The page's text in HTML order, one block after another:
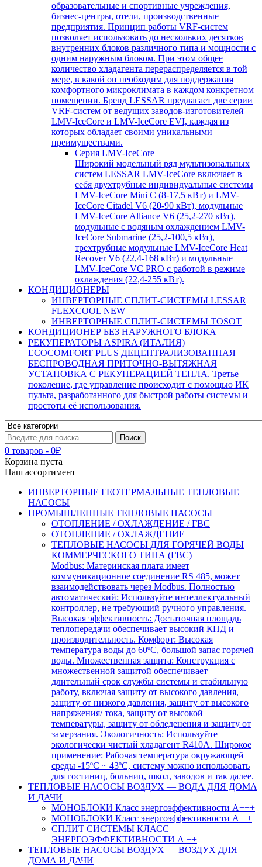
образовательные и спортивные учреждения,
бизнес-центры, отели, производственные
предприятия. Принцип работы VRF-систем
позволяет использовать до нескольких десятков
внутренних блоков различного типа и мощности с
одним наружным блоком. При этом общее
количество хладагента перераспределяется в той
мере, в какой он необходим для поддержания
комфортного микроклимата в каждом конкретном
помещении. Бренд LESSAR предлагает две серии
VRF-систем от ведущих заводов-изготовителей —
LMV-IceCore и LMV-IceCore EVI, каждая из
которых обладает своими уникальными
преимуществами.
Серия LMV-IceCore
Широкий модельный ряд мультизональных
систем LESSAR LMV-IceCore включает в
себя двухтрубные индивидуальные системы
LMV-IceCore Mini C (8-17,5 кВт) и LMV-
IceCore Citadel V6 (20-90 кВт), модульные
LMV-IceCore Alliance V6 (25,2-270 кВт),
модульные с водяным охлаждением LMV-
IceCore Submarine (25,2-100,5 кВт),
трехтрубные модульные LMV-IceCore Heat
Recover V6 (22,4-168 кВт) и модульные
LMV-IceCore VC PRO с работой в режиме
охлаждения (22,4-255 кВт).
КОНДИЦИОНЕРЫ
ИНВЕРТОРНЫЕ СПЛИТ-СИСТЕМЫ LESSAR
FLEXCOOL NEW
ИНВЕРТОРНЫЕ СПЛИТ-СИСТЕМЫ TOSOT
КОНДИЦИОНЕР БЕЗ НАРУЖНОГО БЛОКА
РЕКУПЕРАТОРЫ ASPIRA (ИТАЛИЯ)
ECOCOMFORT PLUS ДЕЦЕНТРАЛИЗОВАННАЯ
БЕСПРОВОДНАЯ ПРИТОЧНО-ВЫТЯЖНАЯ
УСТАНОВКА С РЕКУПЕРАЦИЕЙ ТЕПЛА. Третье
поколение, где управление происходит с помощью ИК
пульта, разработанного для быстрой работы системы и
простоты её использования.
0 товаров - 0₽
Корзина пуста
Наш ассортимент
ИНВЕРТОРНЫЕ ГЕОТЕРМАЛЬНЫЕ ТЕПЛОВЫЕ
НАСОСЫ
ПРОМЫШЛЕННЫЕ ТЕПЛОВЫЕ НАСОСЫ
ОТОПЛЕНИЕ / ОХЛАЖДЕНИЕ / ГВС
ОТОПЛЕНИЕ / ОХЛАЖДЕНИЕ
ТЕПЛОВЫЕ НАСОСЫ ДЛЯ ГОРЯЧЕЙ ВОДЫ
КОММЕРЧЕСКОГО ТИПА (ГВС)
Modbus: Материнская плата имеет
коммуникационное соединение RS 485, может
взаимодействовать через Modbus. Полностью
автоматический: Используйте интеллектуальный
контроллер, не требующий ручного управления.
Высокая эффективность: Достаточная площадь
теплопередачи обеспечивает высокий КПД и
производительность. Комфорт: Высокая
температура воды до 60ºC, большой запас горячей
воды. Множественная защита: Конструкция с
множественной защитой обеспечивает
длительный срок службы системы и стабильную
работу, включая защиту от высокого давления,
защиту от низкого давления, защиту от высокого
напряжения/ тока, защиту от высокой
температуры, защиту от обледенения и защиту от
замерзания. Экологичность: Используйте
экологически чистый хладагент R410A. Широкое
применение: Рабочая температура окружающей
среды -15ºC ~ 43ºC, систему можно использовать
для гостиниц, больниц, школ, заводов и так далее.
ТЕПЛОВЫЕ НАСОСЫ ВОЗДУХ — ВОДА ДЛЯ ДОМА
И ДАЧИ
МОНОБЛОКИ Класс энергоэффективности А+++
МОНОБЛОКИ Класс энергоэффективности А ++
СПЛИТ СИСТЕМЫ КЛАСС
ЭНЕРГОЭФФЕКТИВНОСТИ А ++
ТЕПЛОВЫЕ НАСОСЫ ВОЗДУХ — ВОЗДУХ ДЛЯ
ДОМА И ДАЧИ